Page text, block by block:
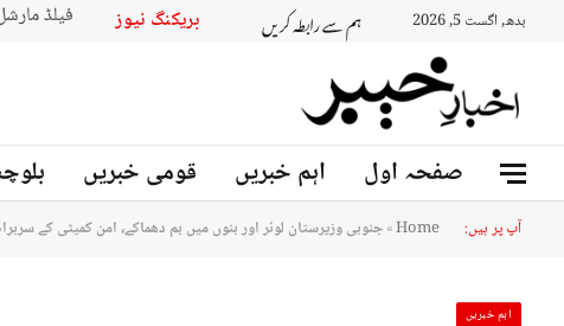
بدھ, اگست 5, 2026 ہم سے رابطہ کریں بریکنگ نیوز
صفحہ اول اہم خبریں قومی خبریں
آپ پر ہیں: Home
»جنوبی وزیرستان لوئر اور بنوں میں بم دھماکے، امن کمیٹی کے
اہم خبریں